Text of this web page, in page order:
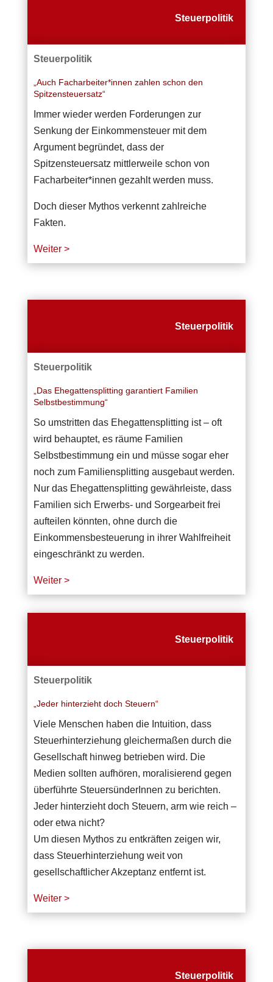
Steuerpolitik
Steuerpolitik
„Auch Facharbeiter*innen zahlen schon den
Spitzensteuersatz“
Immer wieder werden Forderungen zur
Senkung der Einkommensteuer mit dem
Argument begründet, dass der
Spitzensteuersatz mittlerweile schon von
Facharbeiter*innen gezahlt werden muss.
Doch dieser Mythos verkennt zahlreiche
Fakten.
Weiter >
Steuerpolitik
Steuerpolitik
„Das Ehegattensplitting garantiert Familien
Selbstbestimmung“
So umstritten das Ehegattensplitting ist – oft
wird behauptet, es räume Familien
Selbstbestimmung ein und müsse sogar eher
noch zum Familiensplitting ausgebaut werden.
Nur das Ehegattensplitting gewährleiste, dass
Familien sich Erwerbs- und Sorgearbeit frei
aufteilen könnten, ohne durch die
Einkommensbesteuerung in ihrer Wahlfreiheit
eingeschränkt zu werden.
Weiter >
Steuerpolitik
Steuerpolitik
„Jeder hinterzieht doch Steuern“
Viele Menschen haben die Intuition, dass
Steuerhinterziehung gleichermaßen durch die
Gesellschaft hinweg betrieben wird. Die
Medien sollten aufhören, moralisierend gegen
überführte SteuersünderInnen zu berichten.
Jeder hinterzieht doch Steuern, arm wie reich –
oder etwa nicht?
Um diesen Mythos zu entkräften zeigen wir,
dass Steuerhinterziehung weit von
gesellschaftlicher Akzeptanz entfernt ist.
Weiter >
Steuerpolitik